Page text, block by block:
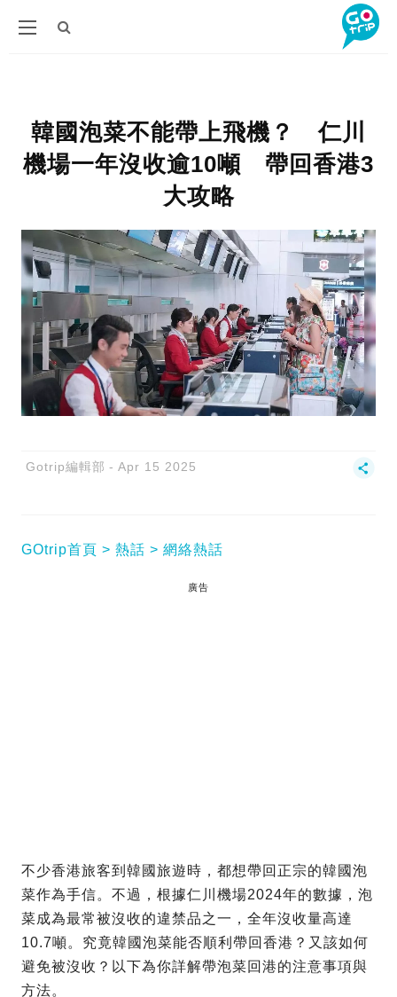
韓國泡菜不能帶上飛機？ 仁川
機場一年沒收逾10噸 帶回香港3
大攻略
Gotrip編輯部 Apr 15 2025
GOtrip首頁 熱話 網絡熱話
廣告
不少香港旅客到韓國旅遊時，都想帶回正宗的韓國泡
菜作為手信。不過，根據仁川機場2024年的數據，泡
菜成為最常被沒收的違禁品之一，全年沒收量高達
10.7噸。究竟韓國泡菜能否順利帶回香港？又該如何
避免被沒收？以下為你詳解帶泡菜回港的注意事項與
方法。